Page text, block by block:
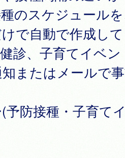
のスケジュール
で自動で作成し
診、子育てイベ
またはメールで
予防接種・子育て